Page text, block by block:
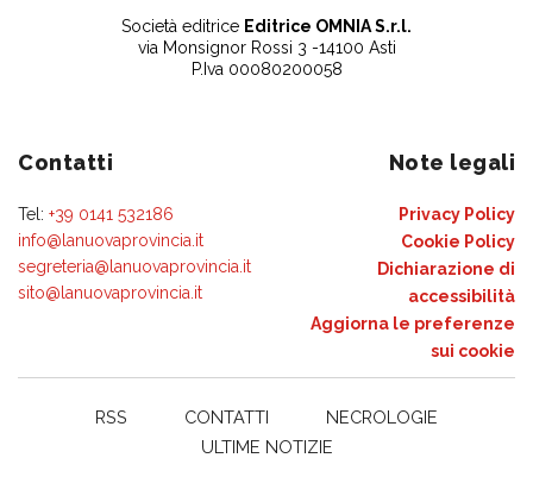
Società editrice Editrice OMNIA S.r.l.
via Monsignor Rossi 3 -14100 Asti
P.Iva 00080200058
Contatti
Tel: +39 0141 532186
info@lanuovaprovincia.it
segreteria@lanuovaprovincia.it
sito@lanuovaprovincia.it
Note legali
Privacy Policy
Cookie Policy
Dichiarazione di
accessibilità
Aggiorna le preferenze
sui cookie
RSS CONTATTI
NECROLOGIE
ULTIME NOTIZIE